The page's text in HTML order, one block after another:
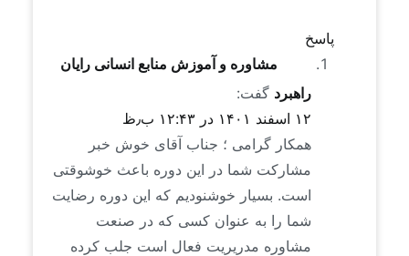
پاسخ
مشاوره و آموزش منابع انسانی رایان
راهبرد گفت:
۱۲ اسفند ۱۴۰۱ در ۱۲:۴۳ ب٫ظ
همکار گرامی ؛ جناب آقای خوش خبر
مشارکت شما در این دوره باعث خوشوقتی
است. بسیار خوشنودیم که این دوره رضایت
شما را به عنوان کسی که در صنعت
مشاوره مدریریت فعال است جلب کرده